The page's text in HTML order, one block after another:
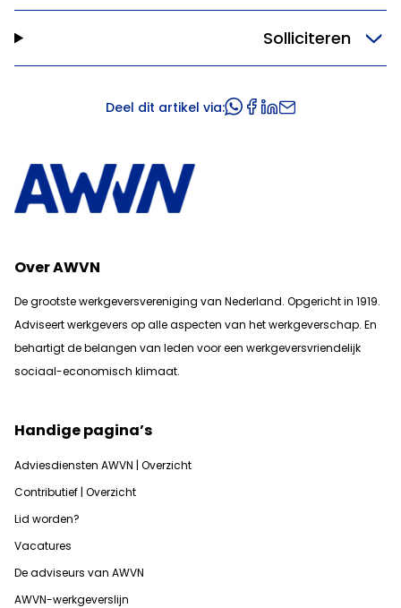
Solliciteren
Deel dit artikel via:
Over AWVN
De grootste werkgeversvereniging van Nederland. Opgericht in 1919.
Adviseert werkgevers op alle aspecten van het werkgeverschap. En
behartigt de belangen van leden voor een werkgeversvriendelijk
sociaal-economisch klimaat.
Handige pagina’s
Adviesdiensten AWVN | Overzicht
Contributief | Overzicht
Lid worden?
Vacatures
De adviseurs van AWVN
AWVN-werkgeverslijn